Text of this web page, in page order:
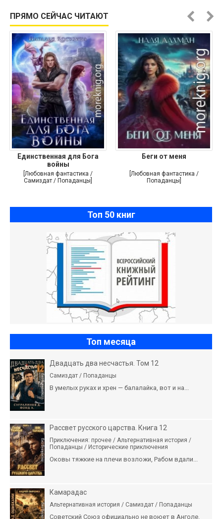
ПРЯМО СЕЙЧАС ЧИТАЮТ
Единственная для Бога
войны
[Любовная фантастика /
Самиздат / Попаданцы]
Беги от меня
[Любовная фантастика /
Попаданцы]
Топ 50 книг
Топ месяца
Двадцать два несчастья. Том 12
Самиздат / Попаданцы
В умелых руках и хрен — балалайка, вот и на...
Рассвет русского царства. Книга 12
Приключения: прочее / Альтернативная история /
Попаданцы / Исторические приключения
Оковы тяжкие на плечи возложи, Рабом вдали...
Камарадас
Альтернативная история / Самиздат / Попаданцы
Советский Союз официально не воюет в Анголе.